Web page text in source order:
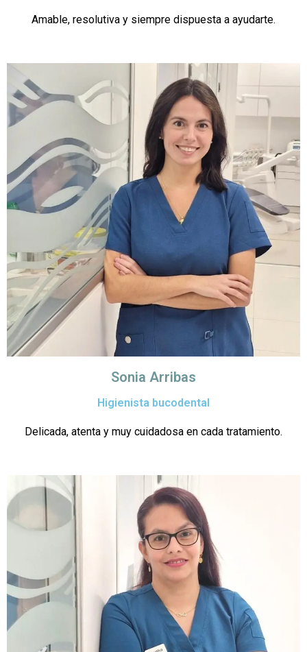
Amable, resolutiva y siempre dispuesta a ayudarte.
Sonia Arribas
Higienista bucodental
Delicada, atenta y muy cuidadosa en cada tratamiento.